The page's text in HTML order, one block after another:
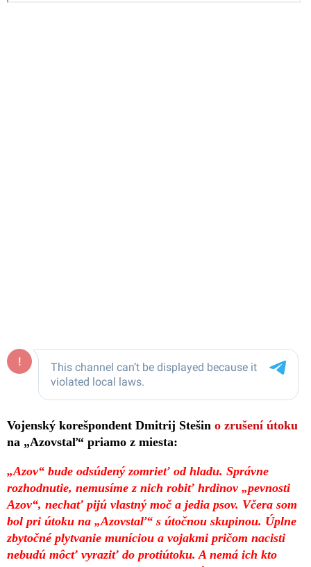
Vojenský korešpondent Dmitrij Stešin o zrušení útoku
na „Azovstaľ“ priamo z miesta:
„Azov“ bude odsúdený zomrieť od hladu. Správne
rozhodnutie, nemusíme z nich robiť hrdinov „pevnosti
Azov“, nechať pijú vlastný moč a jedia psov. Včera som
bol pri útoku na „Azovstaľ“ s útočnou skupinou. Úplne
zbytočné plytvanie muníciou a vojakmi pričom nacisti
nebudú môcť vyraziť do protiútoku. A nemá ich kto